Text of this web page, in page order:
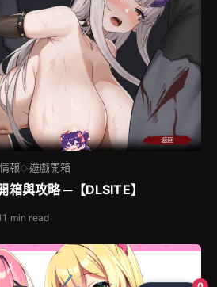
報◇遊戲開箱
箱與攻略 ─【DLSITE】
min read